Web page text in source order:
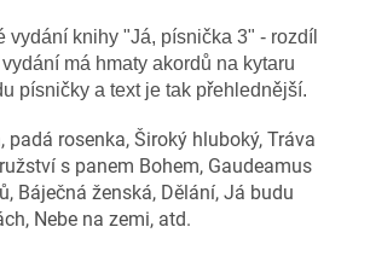
vydání knihy "Já, písnička 3" - rozdíl
má hmaty akordů na kytaru
písničky a text je tak přehlednější.
padá rosenka, Široký hluboký, Tráva
s panem Bohem, Gaudeamus
Báječná ženská, Dělání, Já budu
Nebe na zemi, atd.